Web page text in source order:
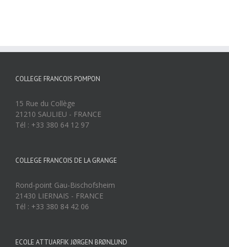
COLLEGE FRANCOIS POMPON
15 Rue du Collège
21210 SAULIEU - FRANCE
Tél : +33 380 64 12 97
COLLEGE FRANCOIS DE LA GRANGE
Rond-point Gau-Bischofsheim
21430 LIERNAIS - FRANCE
Tél : +33 380 84 42 06
ECOLE ATTUARFIK JØRGEN BRØNLUND